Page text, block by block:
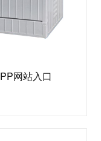
网站入口